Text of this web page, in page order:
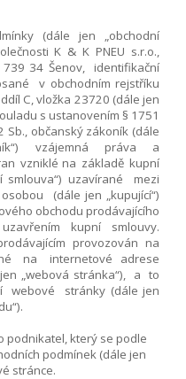
(dále jen „obchodní
K & K PNEU s.r.o.,
34 Šenov, identifikační
v obchodním rejstříku
C, vložka 23720 (dále jen
s ustanovením § 1751
Sb., občanský zákoník (dále
vzájemná práva a
vzniklé na základě kupní
smlouva“) uzavírané mezi
(dále jen „kupující“)
obchodu prodávajícího
kupní smlouvy.
provozován na
na internetové adrese
„webová stránka“), a to
webové stránky (dále jen
podnikatel, který se podle
podmínek (dále jen
stránce.